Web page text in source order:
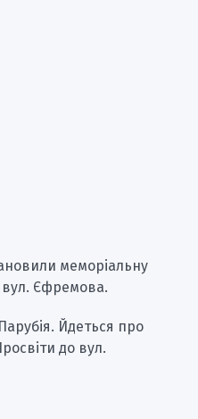
меморіальну
Єфремова.
Йдеться про
до вул.